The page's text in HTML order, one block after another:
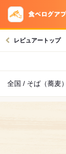
レビュアートップ
全国 / そば（蕎麦